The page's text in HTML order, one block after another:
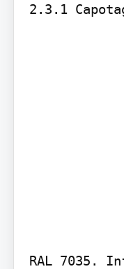
2.3.1
RAL 7035.